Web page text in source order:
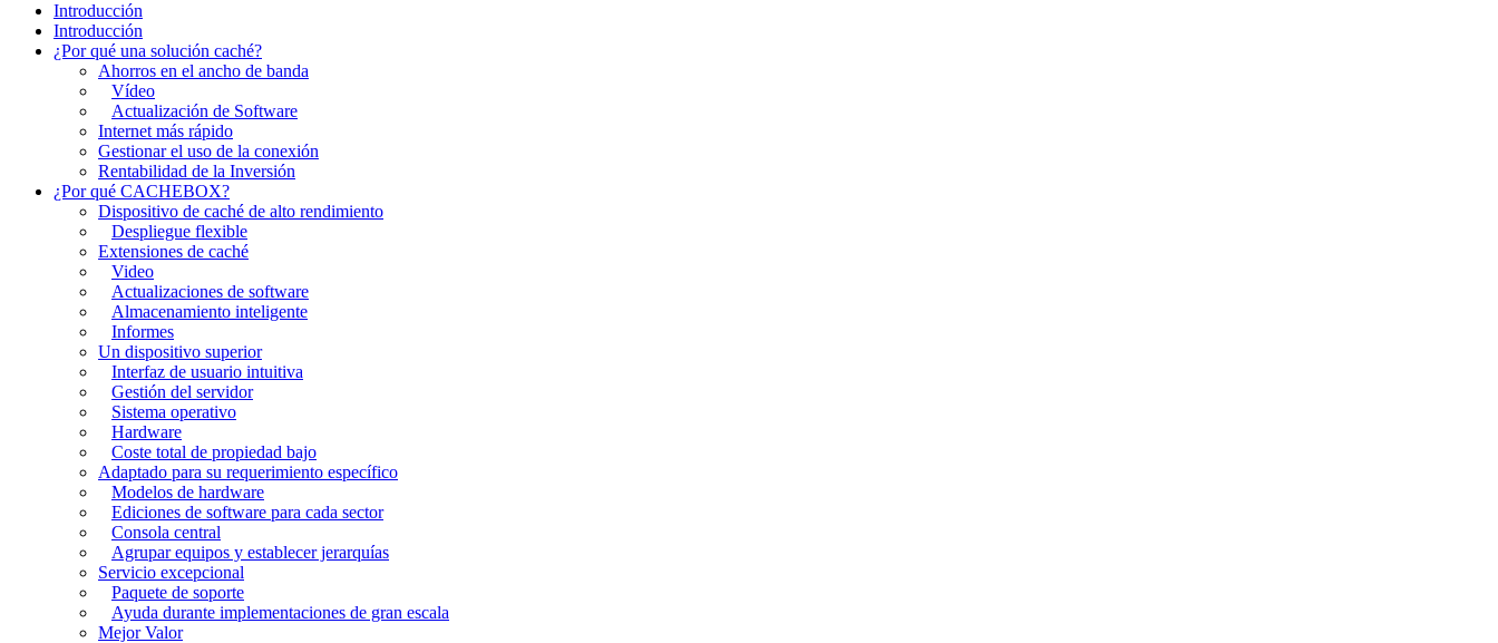
Introducción
Introducción
¿Por qué una solución caché?
Ahorros en el ancho de banda
Vídeo
Actualización de Software
Internet más rápido
Gestionar el uso de la conexión
Rentabilidad de la Inversión
¿Por qué CACHEBOX?
Dispositivo de caché de alto rendimiento
Despliegue flexible
Extensiones de caché
Video
Actualizaciones de software
Almacenamiento inteligente
Informes
Un dispositivo superior
Interfaz de usuario intuitiva
Gestión del servidor
Sistema operativo
Hardware
Coste total de propiedad bajo
Adaptado para su requerimiento específico
Modelos de hardware
Ediciones de software para cada sector
Consola central
Agrupar equipos y establecer jerarquías
Servicio excepcional
Paquete de soporte
Ayuda durante implementaciones de gran escala
Mejor Valor